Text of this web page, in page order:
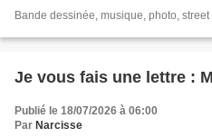
Bande dessinée, musique, photo,
Je vous fais une lettre : M
Publié le 18/07/2026 à 06:00
Par Narcisse